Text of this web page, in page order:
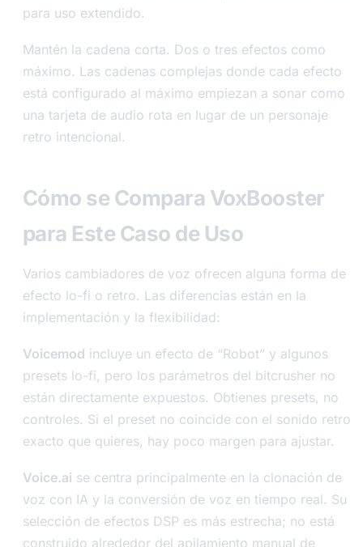
para uso extendido.
Mantén la cadena corta. Dos o tres efectos como
máximo. Las cadenas complejas donde cada efecto
está configurado al máximo empiezan a sonar como
una tarjeta de audio rota en lugar de un personaje
retro intencional.
Cómo se Compara VoxBooster
para Este Caso de Uso
Varios cambiadores de voz ofrecen alguna forma de
efecto lo-fi o retro. Las diferencias están en la
implementación y la flexibilidad:
Voicemod incluye un efecto de “Robot” y algunos
presets lo-fi, pero los parámetros del bitcrusher no
están directamente expuestos. Obtienes presets, no
controles. Si el preset no coincide con el sonido retro
exacto que quieres, hay poco margen para ajustar.
Voice.ai se centra principalmente en la clonación de
voz con IA y la conversión de voz en tiempo real. Su
selección de efectos DSP es más estrecha; no está
construido alrededor del apilamiento manual de